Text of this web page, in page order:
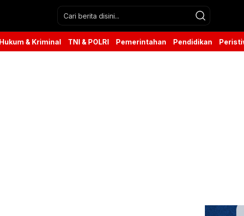
Hukum & Kriminal TNI & POLRI Pemerintahan Pendidikan